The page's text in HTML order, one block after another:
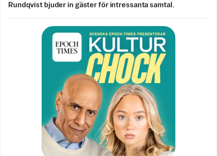
Rundqvist bjuder in gäster för intressanta samtal.